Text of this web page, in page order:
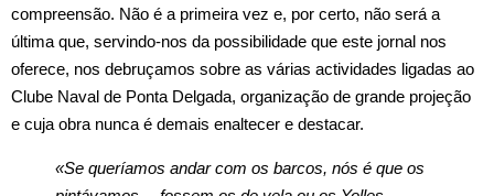
compreensão. Não é a primeira vez e, por certo, não será a
última que, servindo‑nos da possibilidade que este jornal nos
oferece, nos debruçamos sobre as várias actividades ligadas ao
Clube Naval de Ponta Delgada, organização de grande projeção
e cuja obra nunca é demais enaltecer e destacar.
«Se queríamos andar com os barcos, nós é que os